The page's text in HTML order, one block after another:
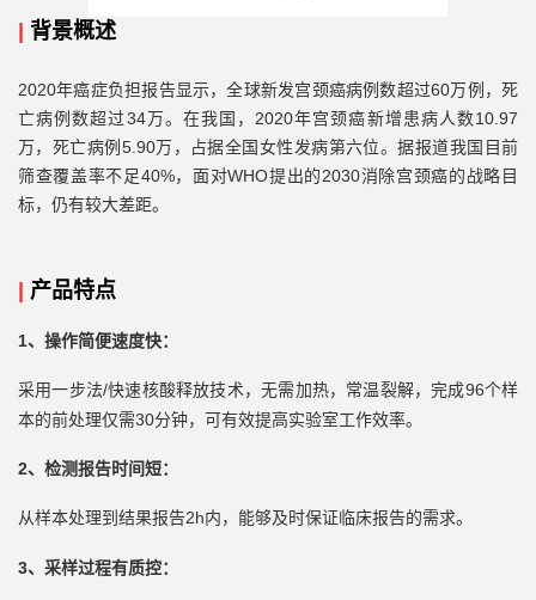
背景概述
2020年癌症负担报告显示，全球新发宫颈癌病例数超过60万例，死
亡病例数超过34万。在我国，2020年宫颈癌新增患病人数10.97
万，死亡病例5.90万，占据全国女性发病第六位。据报道我国目前
筛查覆盖率不足40%，面对WHO提出的2030消除宫颈癌的战略目
标，仍有较大差距。
产品特点
1、操作简便速度快：
采用一步法/快速核酸释放技术，无需加热，常温裂解，完成96个样
本的前处理仅需30分钟，可有效提高实验室工作效率。
2、检测报告时间短：
从样本处理到结果报告2h内，能够及时保证临床报告的需求。
3、 采样过程有质控：